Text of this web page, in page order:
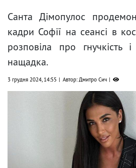
Санта Дімопулос
кадри Софії на сеансі в
розповіла про гнучкість
нащадка.
3 грудня 2024, 14:55 Автор: Дмитро Сич